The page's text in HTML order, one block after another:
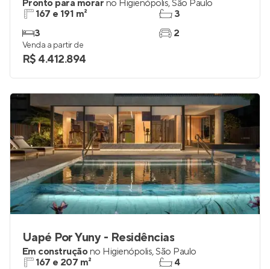
Pronto para morar no Higienópolis,São Paulo
167 e 191 m²
3
3
2
Venda a partir de
R$ 4.412.894
Uapé Por Yuny - Residências
Em construçãono Higienópolis,São Paulo
167 e 207 m²
4